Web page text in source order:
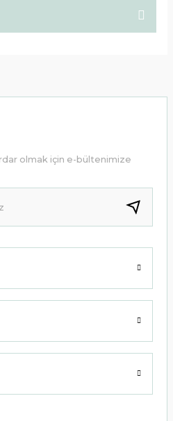
veya görüntülenemiyor.
pahalı.
olmalı.
Gönder
olmak için e-bültenimize